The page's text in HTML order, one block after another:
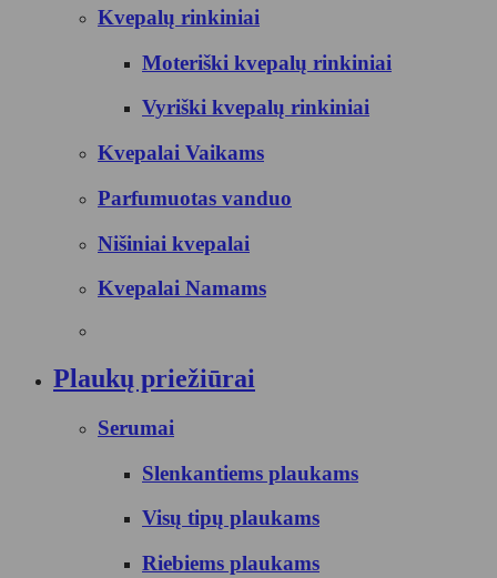
Kvepalų rinkiniai
Moteriški kvepalų rinkiniai
Vyriški kvepalų rinkiniai
Kvepalai Vaikams
Parfumuotas vanduo
Nišiniai kvepalai
Kvepalai Namams
Plaukų priežiūrai
Serumai
Slenkantiems plaukams
Visų tipų plaukams
Riebiems plaukams